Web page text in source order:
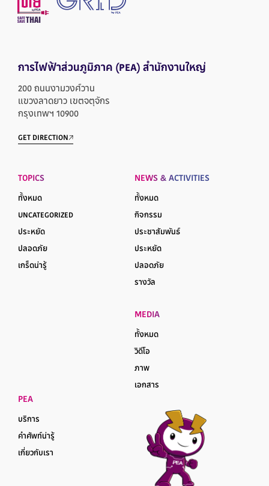
การไฟฟ้าส่วนภูมิภาค (PEA) สำนักงานใหญ่
200 ถนนงามวงศ์วาน
แขวงลาดยาว เขตจตุจักร
กรุงเทพฯ 10900
GET DIRECTION
TOPICS
ทั้งหมด
UNCATEGORIZED
ประหยัด
ปลอดภัย
เกร็ดน่ารู้
NEWS & ACTIVITIES
ทั้งหมด
กิจกรรม
ประชาสัมพันธ์
ประหยัด
ปลอดภัย
รางวัล
MEDIA
ทั้งหมด
วิดีโอ
ภาพ
เอกสาร
PEA
บริการ
คำศัพท์น่ารู้
เกี่ยวกับเรา